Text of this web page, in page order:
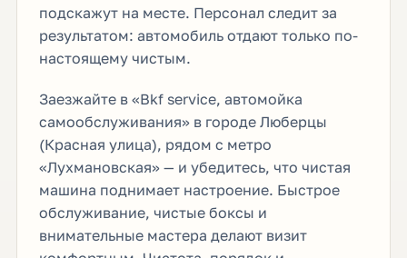
подскажут на месте. Персонал следит за
результатом: автомобиль отдают только по-
настоящему чистым.
Заезжайте в «Bkf service, автомойка
самообслуживания» в городе Люберцы
(Красная улица), рядом с метро
«Лухмановская» — и убедитесь, что чистая
машина поднимает настроение. Быстрое
обслуживание, чистые боксы и
внимательные мастера делают визит